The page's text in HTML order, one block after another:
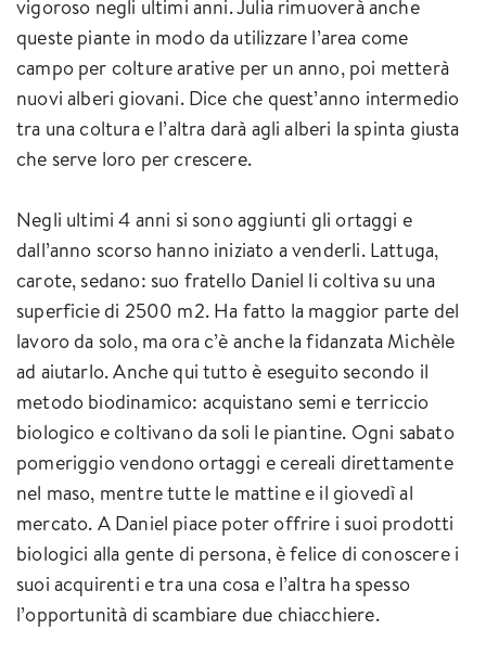
vigoroso negli ultimi anni. Julia rimuoverà anche
queste piante in modo da utilizzare l’area come
campo per colture arative per un anno, poi metterà
nuovi alberi giovani. Dice che quest’anno intermedio
tra una coltura e l’altra darà agli alberi la spinta giusta
che serve loro per crescere.
Negli ultimi 4 anni si sono aggiunti gli ortaggi e
dall’anno scorso hanno iniziato a venderli. Lattuga,
carote, sedano: suo fratello Daniel li coltiva su una
superficie di 2500 m2. Ha fatto la maggior parte del
lavoro da solo, ma ora c’è anche la fidanzata Michèle
ad aiutarlo. Anche qui tutto è eseguito secondo il
metodo biodinamico: acquistano semi e terriccio
biologico e coltivano da soli le piantine. Ogni sabato
pomeriggio vendono ortaggi e cereali direttamente
nel maso, mentre tutte le mattine e il giovedì al
mercato. A Daniel piace poter offrire i suoi prodotti
biologici alla gente di persona, è felice di conoscere i
suoi acquirenti e tra una cosa e l’altra ha spesso
l’opportunità di scambiare due chiacchiere.